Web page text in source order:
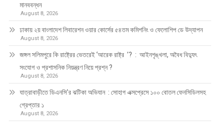
মানববন্ধন
August 8, 2026
ঢাকায় ২য় বাংলাদেশ লিবারেশন ওয়ার কোর্সের ৫৪তম কমিশনিং ও ফেলোশিপ ডে উদ্‌যাপন
August 8, 2026
জঙ্গল সলিমপুরে কি রাষ্ট্রের ভেতরেই ‘আরেক রাষ্ট্র ’? : আইনশৃঙ্খলা, অবৈধ বিদ্যুৎ
সংযোগ ও প্রশাসনিক নিয়ন্ত্রণ নিয়ে প্রশ্ন ?
August 8, 2026
যাত্রাবাড়ীতে ডিএনসি’র ঝটিকা অভিযান : সোহাগ এক্সপ্রেসে ১০০ বোতল ফেনসিডিলসহ
গ্রেপ্তার ১
August 8, 2026